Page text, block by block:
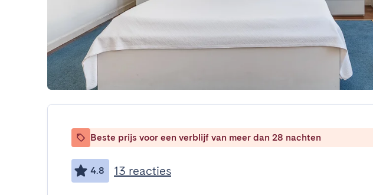
Beste prijs voor een verblijf van meer dan 28 nachten
4.8 13 reacties